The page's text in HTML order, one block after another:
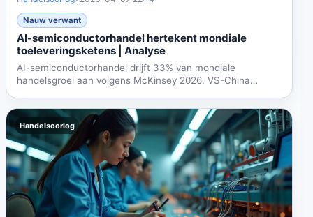
Nauw verwant
AI-semiconductorhandel hertekent mondiale
toeleveringsketens | Analyse
AI-semiconductorhandel drijft 33% van mondiale
handelsgroei aan volgens McKinsey 2026. VS-China
Handelsoorlog